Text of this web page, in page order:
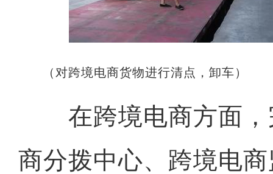
（对跨境电商货物进行清点，卸车）
在跨境电商方面，
商分拨中心、跨境电